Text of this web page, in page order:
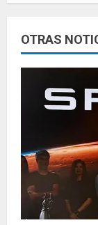
y
e
o
OTRAS